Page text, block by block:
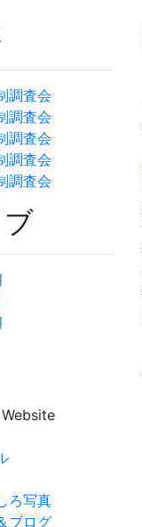
調査会
調査会
調査会
調査会
調査会
ろ写真
ブログ